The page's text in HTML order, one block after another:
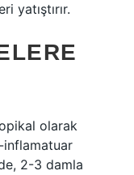
yatıştırır.
olarak
inflamatuar
2-3 damla